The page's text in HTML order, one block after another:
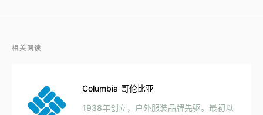
相关阅读
Columbia 哥伦比亚
1938年创立，户外服装品牌先驱。最初以